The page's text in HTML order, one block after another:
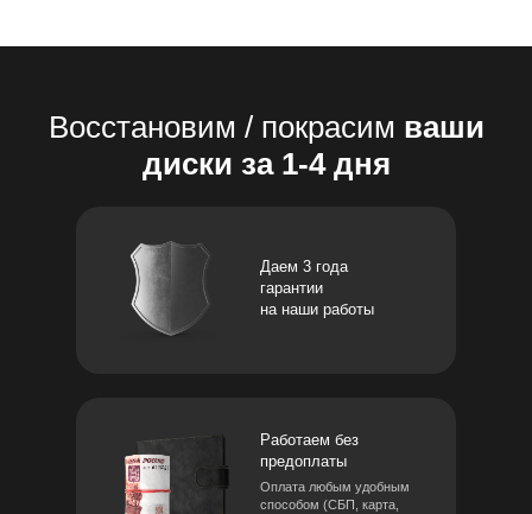
Даем 3 года
гарантии
на наши работы
Работаем без
предоплаты
Оплата любым удобным
способом (СБП, карта,
Восстановим / покрасим ваши
диски за 1-4 дня